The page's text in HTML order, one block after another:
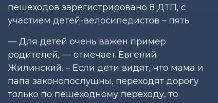
пешеходов зарегистрировано 8 ДТП, с
участием детей-велосипедистов – пять.
— Для детей очень важен пример
родителей, — отмечает Евгений
Жилинский. – Если дети видят, что мама и
папа законопослушны, переходят дорогу
только по пешеходному переходу, то